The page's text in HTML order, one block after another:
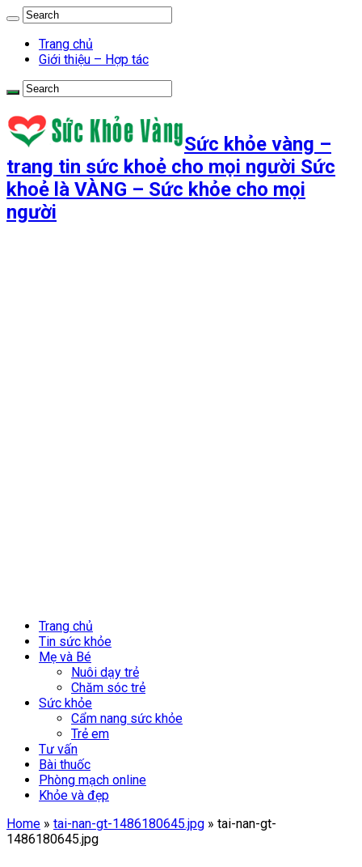
Trang chủ
Giới thiệu – Hợp tác
Sức khỏe vàng –
trang tin sức khoẻ cho mọi người Sức
khoẻ là VÀNG – Sức khỏe cho mọi
người
Trang chủ
Tin sức khỏe
Mẹ và Bé
Nuôi dạy trẻ
Chăm sóc trẻ
Sức khỏe
Cẩm nang sức khỏe
Trẻ em
Tư vấn
Bài thuốc
Phòng mạch online
Khỏe và đẹp
Home » tai-nan-gt-1486180645.jpg » tai-nan-gt-
1486180645.jpg